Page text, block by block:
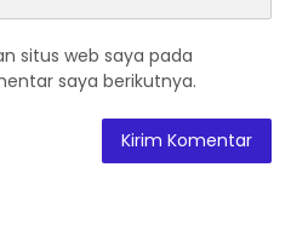
situs web saya pada
saya berikutnya.